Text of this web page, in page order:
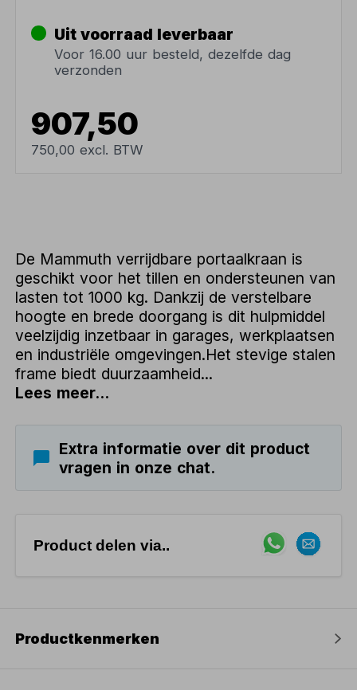
Uit voorraad leverbaar
Voor 16.00 uur besteld, dezelfde dag
verzonden
907,50
750,00 excl. BTW
De Mammuth verrijdbare portaalkraan is
geschikt voor het tillen en ondersteunen van
lasten tot 1000 kg. Dankzij de verstelbare
hoogte en brede doorgang is dit hulpmiddel
veelzijdig inzetbaar in garages, werkplaatsen
en industriële omgevingen.Het stevige stalen
frame biedt duurzaamheid...
Lees meer...
Extra informatie over dit product
vragen in onze chat.
Product delen via..
Productkenmerken